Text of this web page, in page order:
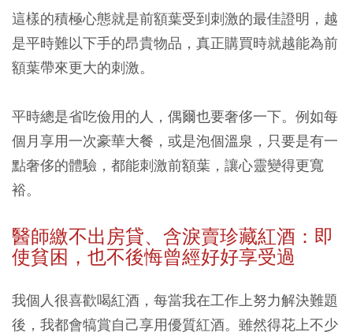
這樣的積極心態就是前額葉受到刺激的最佳證明，越
是平時難以下手的昂貴物品，真正購買時就越能為前
額葉帶來更大的刺激。
平時總是省吃儉用的人，偶爾也要奢侈一下。例如每
個月享用一次豪華大餐，或是泡個溫泉，只要是有一
點奢侈的體驗，都能刺激前額葉，讓心靈變得更寬
裕。
醫師繳不出房貸、含淚賣珍藏紅酒：即
使貧困，也不後悔曾經好好享受過
我個人很喜歡喝紅酒，每當我在工作上努力解決難題
後，我都會犒賞自己享用優質紅酒。雖然得花上不少